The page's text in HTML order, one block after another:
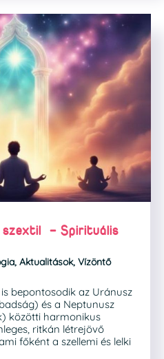
szextil – Spirituális
, Aktualitások, Vízöntő
bepontosodik az Uránusz
és a Neptunusz
közötti harmonikus
ritkán létrejövő
főként a szellemi és lelki